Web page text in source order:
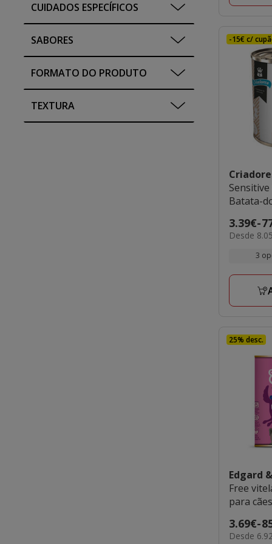
CUIDADOS ESPECÍFICOS
SABORES
FORMATO DO PRODUTO
TEXTURA
-15€ c/
Batata-
Preço
de
77.29€
3.39€-
8.05€
Desde
3
25% desc.
Edgard
Free
para cães
Preço
de
3.69€-
6.92€
Desde